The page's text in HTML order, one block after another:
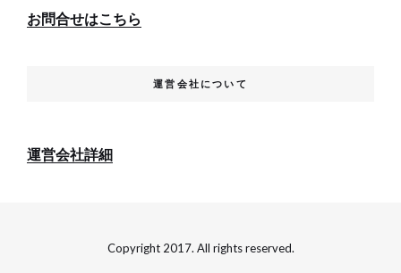
お問合せはこちら
運営会社について
運営会社詳細
Copyright 2017. All rights reserved.